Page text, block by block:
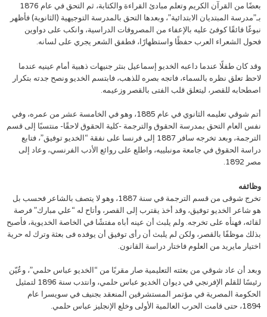
بعضًا من القرآن الكريم وتعلم مبادئ القراءة والكتابة، ثم التحق في عام 1876
بـ”مدرسة المبتديان الابتدائية”، وبعدها التحق بالمدرسة التوجيهية (الثانوية) فأظهر
نبوغًا فائقًا كوفئ عليه بالإعفاء من المصروفات الدراسية، وانكب على دواوين
فحول الشعراء العرب حفظًا واستظهارًا، فطفق الشعر يجري على لسانه.
وقد كان طفلًا عندما داعبه الخديو إسماعيل بنثر جنيهات ذهبية أمام عينيه عندما
لاحظ تعلق نظره بالسماء، فاتجه بصره للذهب، فابتسم الخديو ونصح جدته بتكرار
اصطحابه للقصر، ليتعلق قلب الفتى بالقصر وزعيمه.
أتم شوقي تعليمه الثانوي في عام 1885، وهو في الخامسة عشر من عمره، وفي
نفس العام التحق بمدرسة الحقوق والترجمة -كلية الحقوق لاحقًا- منتسبًا إلى قسم
الترجمة، وبعد تخرجه سافر 1887 إلى فرنسا على نفقة “الخديو توفيق”، فتابع
دراسة الحقوق في جامعة مونبلييه، واطلع على روائع الأدب الفرنسي، وعاد إلى
مصر 1892.
وظائفه
تخرج شوقى من قسم الترجمة في سنة 1887، وهو لا يتصف بالشاعر فحسب بل
هو شاعر الخديو توفيق، وقد أخذ يقترب إلى القصر، وأتاح له “علي مبارك” فرصة
لقائه، فهنأه على تخرجه. ولم يلبث أن عينه أباه مفتشًا في الخاصة الخديوية، فأصبح
بذلك موظفًا بالقصر، ولكن لم يلبث أن رأى توفيق أن يوفده فى بعثة وترك له حرية
اختيار مايريد من العلوم فاختار دراسة القانون.
وبعد أن عاد شوقي من بعثته التعليمية صار مقربًا من “الخديو عباس حلمي”، وعُيّن
رئيسًا للقلم الإفرنجي في ديوان الخديو عباس حلمي، وانتدب سنة 1896 لتمثيل
الحكومة المصرية في مؤتمر المستشرقين المنعقد بجنيف في سويسرا عام
1894، حتى قامت الحرب العالمية الأولى وخلع الإنجليز عباس حلمي.